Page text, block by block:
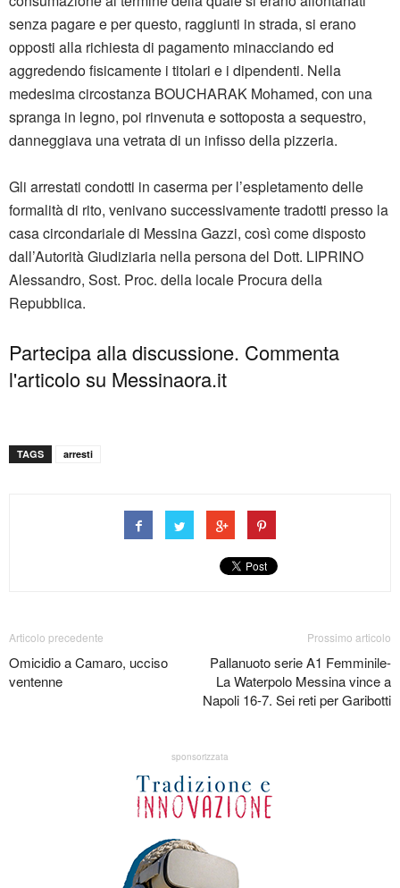
senza pagare e per questo, raggiunti in strada, si erano
opposti alla richiesta di pagamento minacciando ed
aggredendo fisicamente i titolari e i dipendenti. Nella
medesima circostanza BOUCHARAK Mohamed, con una
spranga in legno, poi rinvenuta e sottoposta a sequestro,
danneggiava una vetrata di un infisso della pizzeria.
Gli arrestati condotti in caserma per l’espletamento delle
formalità di rito, venivano successivamente tradotti presso la
casa circondariale di Messina Gazzi, così come disposto
dall’Autorità Giudiziaria nella persona del Dott. LIPRINO
Alessandro, Sost. Proc. della locale Procura della
Repubblica.
Partecipa alla discussione. Commenta
l'articolo su Messinaora.it
TAGS arresti
Articolo precedente
Omicidio a Camaro, ucciso
ventenne
Prossimo articolo
Pallanuoto serie A1 Femminile-
La Waterpolo Messina vince a
Napoli 16-7. Sei reti per Garibotti
sponsorizzata